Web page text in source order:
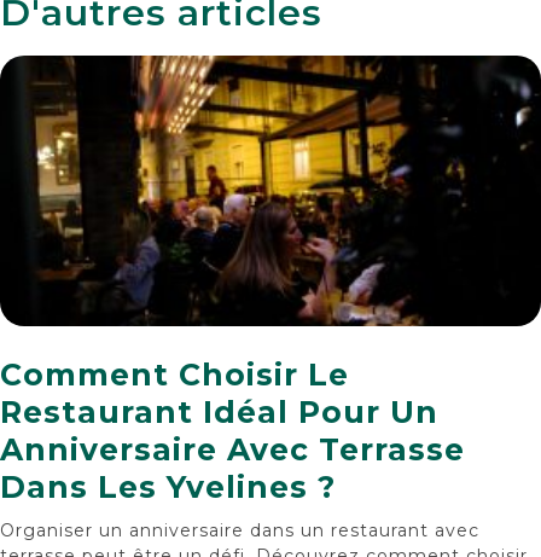
D'autres articles
Comment Choisir Le
Restaurant Idéal Pour Un
Anniversaire Avec Terrasse
Dans Les Yvelines ?
Organiser un anniversaire dans un restaurant avec